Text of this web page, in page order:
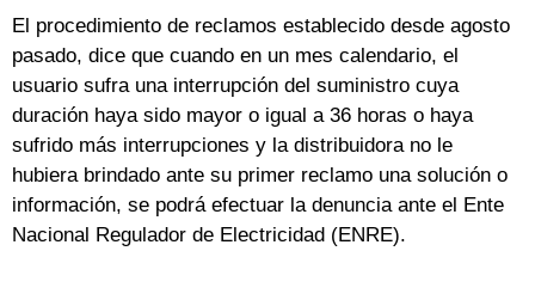
El procedimiento de reclamos establecido desde agosto
pasado, dice que cuando en un mes calendario, el
usuario sufra una interrupción del suministro cuya
duración haya sido mayor o igual a 36 horas o haya
sufrido más interrupciones y la distribuidora no le
hubiera brindado ante su primer reclamo una solución o
información, se podrá efectuar la denuncia ante el Ente
Nacional Regulador de Electricidad (ENRE).